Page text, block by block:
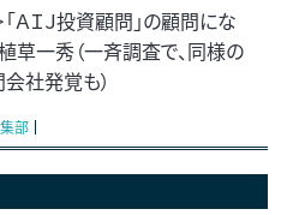
ＡＩＪ投資顧問」の顧問にな
草一秀（一斉調査で、同様の
社発覚も）
部